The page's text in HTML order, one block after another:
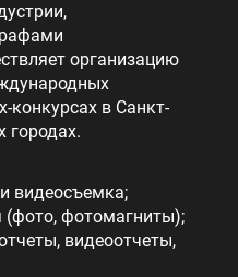
организацию
конкурсах в Санкт-
городах.
видеосъемка;
(фото, фотомагниты);
видеоотчеты,